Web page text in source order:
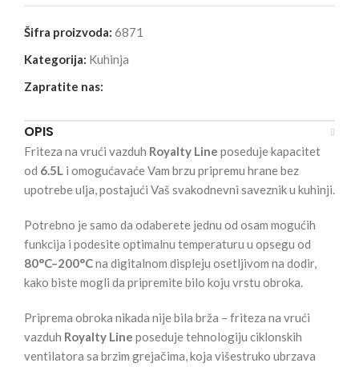
Šifra proizvoda: 6871
Kategorija: Kuhinja
Zapratite nas:
OPIS
Friteza na vrući vazduh Royalty Line poseduje kapacitet
od 6.5L i omogućavaće Vam brzu pripremu hrane bez
upotrebe ulja, postajući Vaš svakodnevni saveznik u kuhinji.
Potrebno je samo da odaberete jednu od osam mogućih
funkcija i podesite optimalnu temperaturu u opsegu od
80°C–200°Cna digitalnom displeju osetljivom na dodir,
kako biste mogli da pripremite bilo koju vrstu obroka.
Priprema obroka nikada nije bila brža – friteza na vrući
vazduh Royalty Line poseduje tehnologiju ciklonskih
ventilatora sa brzim grejačima, koja višestruko ubrzava